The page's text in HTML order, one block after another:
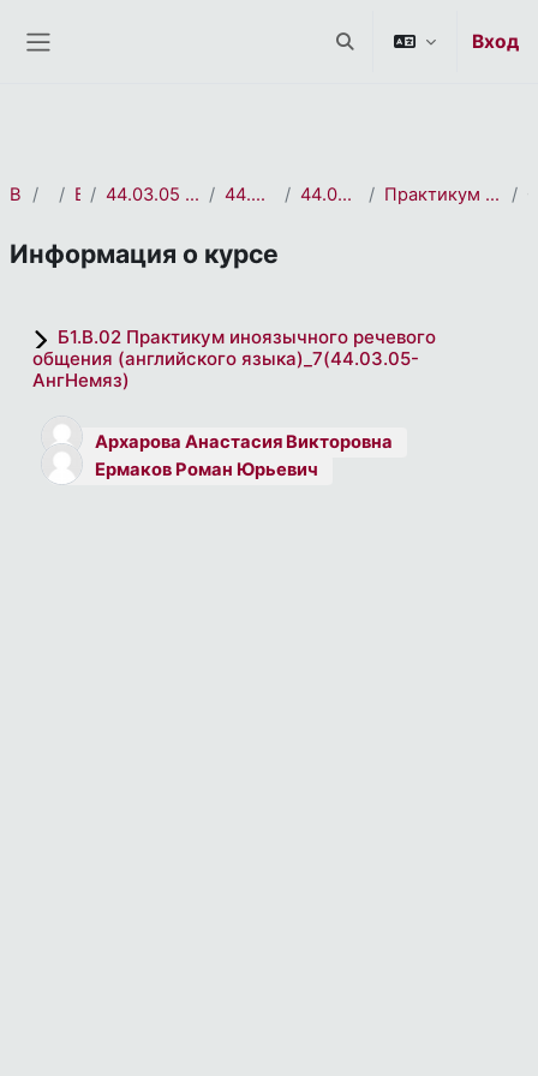
Изменить данныеВход
В начало курса(ов) Бакалавриат 44.03.05 Педагогическое образование (с двумя профилями подготовки) 44.03.05 Английский язык. Немецкий язык 44.03.05 Английский язык. Немецкий язык_2022 Практикум иноязычного речевого общения (английского языка)_7(44.03.05-АнгНемяз)
Информация о курсе
Б1.В.02 Практикум иноязычного речевого
общения (английского языка)_7(44.03.05-
АнгНемяз)
Архарова Анастасия Викторовна
Ермаков Роман Юрьевич